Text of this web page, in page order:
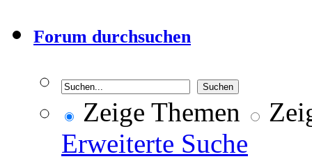
Forum durchsuchen
Zeige Themen
Erweiterte Suche